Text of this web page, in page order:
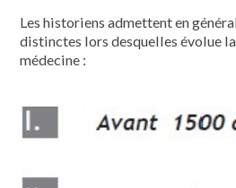
Les historiens admettent en
distinctes lors desquelles évolue
médecine :